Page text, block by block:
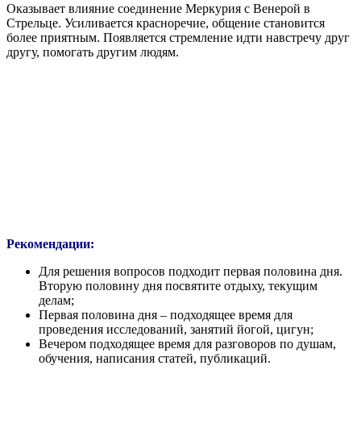
Оказывает влияние соединение Меркурия с Венерой в
Стрельце. Усиливается красноречие, общение становится
более приятным. Появляется стремление идти навстречу друг
другу, помогать другим людям.
Рекомендации:
Для решения вопросов подходит первая половина дня.
Вторую половину дня посвятите отдыху, текущим
делам;
Первая половина дня – подходящее время для
проведения исследований, занятий йогой, цигун;
Вечером подходящее время для разговоров по душам,
обучения, написания статей, публикаций.